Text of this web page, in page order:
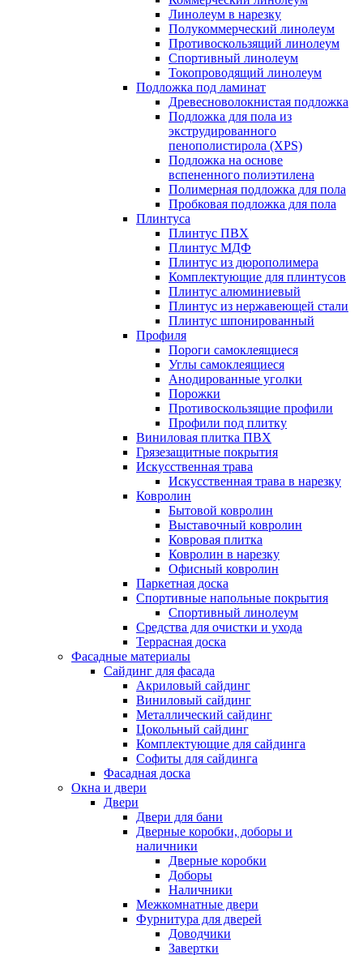
Линолеум в нарезку
Полукоммерческий линолеум
Противоскользящий линолеум
Спортивный линолеум
Токопроводящий линолеум
Подложка под ламинат
Древесноволокнистая подложка
Подложка для пола из
экструдированного
пенополистирола (XPS)
Подложка на основе
вспененного полиэтилена
Полимерная подложка для пола
Пробковая подложка для пола
Плинтуса
Плинтус ПВХ
Плинтус МДФ
Плинтус из дюрополимера
Комплектующие для плинтусов
Плинтус алюминиевый
Плинтус из нержавеющей стали
Плинтус шпонированный
Профиля
Пороги самоклеящиеся
Углы самоклеящиеся
Анодированные уголки
Порожки
Противоскользящие профили
Профили под плитку
Виниловая плитка ПВХ
Грязезащитные покрытия
Искусственная трава
Искусственная трава в нарезку
Ковролин
Бытовой ковролин
Выставочный ковролин
Ковровая плитка
Ковролин в нарезку
Офисный ковролин
Паркетная доска
Спортивные напольные покрытия
Спортивный линолеум
Средства для очистки и ухода
Террасная доска
Фасадные материалы
Сайдинг для фасада
Акриловый сайдинг
Виниловый сайдинг
Металлический сайдинг
Цокольный сайдинг
Комплектующие для сайдинга
Софиты для сайдинга
Фасадная доска
Окна и двери
Двери
Двери для бани
Дверные коробки, доборы и
наличники
Дверные коробки
Доборы
Наличники
Межкомнатные двери
Фурнитура для дверей
Доводчики
Завертки